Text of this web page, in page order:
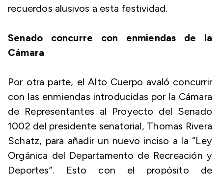
recuerdos alusivos a esta festividad.
Senado concurre con enmiendas de la
Cámara
Por otra parte, el Alto Cuerpo avaló concurrir
con las enmiendas introducidas por la Cámara
de Representantes al Proyecto del Senado
1002 del presidente senatorial, Thomas Rivera
Schatz, para añadir un nuevo inciso a la “Ley
Orgánica del Departamento de Recreación y
Deportes”. Esto con el propósito de